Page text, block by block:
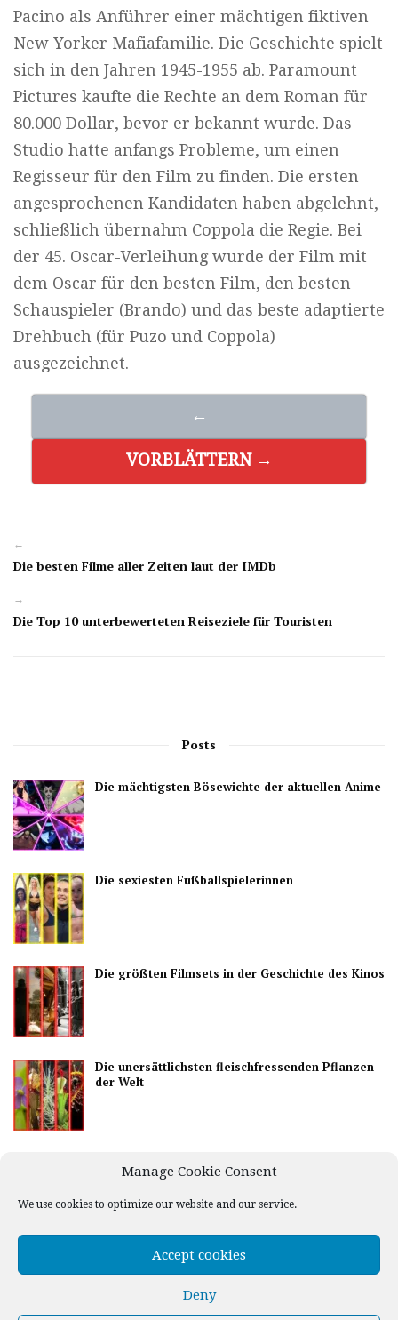
Manage Cookie Consent
We use cookies to optimize our website and our service.
Accept cookies
Deny
Pacino als Anführer einer mächtigen fiktiven
New Yorker Mafiafamilie. Die Geschichte spielt
sich in den Jahren 1945-1955 ab. Paramount
Pictures kaufte die Rechte an dem Roman für
80.000 Dollar, bevor er bekannt wurde. Das
Studio hatte anfangs Probleme, um einen
Regisseur für den Film zu finden. Die ersten
angesprochenen Kandidaten haben abgelehnt,
schließlich übernahm Coppola die Regie. Bei
der 45. Oscar-Verleihung wurde der Film mit
dem Oscar für den besten Film, den besten
Schauspieler (Brando) und das beste adaptierte
Drehbuch (für Puzo und Coppola)
ausgezeichnet.
←
VORBLÄTTERN →
←
Die besten Filme aller Zeiten laut der IMDb
→
Die Top 10 unterbewerteten Reiseziele für Touristen
Posts
Die mächtigsten Bösewichte der aktuellen Anime
Die sexiesten Fußballspielerinnen
Die größten Filmsets in der Geschichte des Kinos
Die unersättlichsten fleischfressenden Pflanzen
der Welt
genießen